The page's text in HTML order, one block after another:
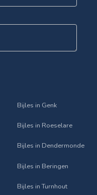
Bijles in Genk
Bijles in Roeselare
Bijles in Dendermonde
Bijles in Beringen
Bijles in Turnhout